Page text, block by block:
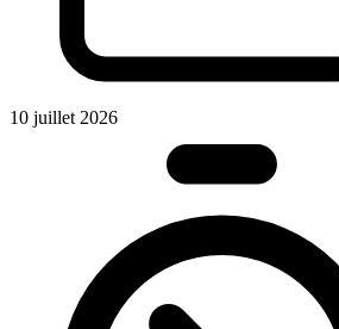
10 juillet 2026